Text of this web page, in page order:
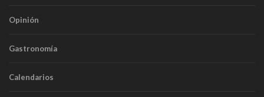
Opinión
Gastronomía
Calendarios